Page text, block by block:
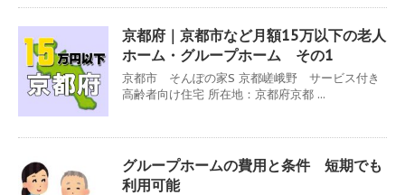
京都府｜京都市など月額15万以下の老人
ホーム・グループホーム その1
京都市 そんぽの家S 京都嵯峨野 サービス付き
高齢者向け住宅 所在地：京都府京都 ...
グループホームの費用と条件 短期でも
利用可能